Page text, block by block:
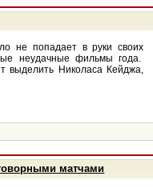
не попадает в руки своих
неудачные фильмы года.
выделить Николаса Кейджа,
матчами